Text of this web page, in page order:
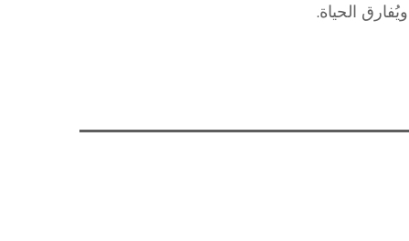
الحياة.